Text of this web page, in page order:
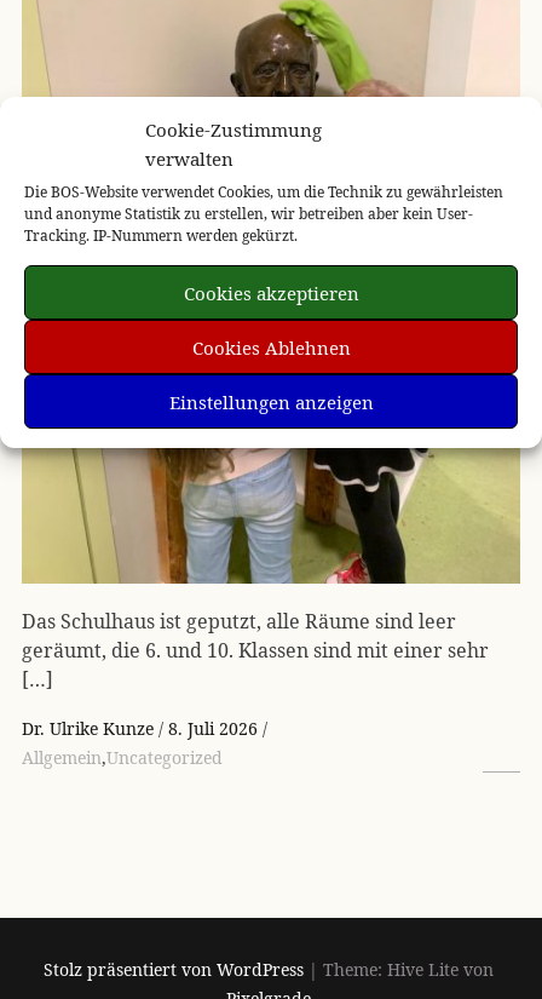
Cookie-Zustimmung
verwalten
Die BOS-Website verwendet Cookies, um die Technik zu gewährleisten
und anonyme Statistik zu erstellen, wir betreiben aber kein User-
Tracking. IP-Nummern werden gekürzt.
Cookies akzeptieren
Cookies Ablehnen
Einstellungen anzeigen
Das Schulhaus ist geputzt, alle Räume sind leer
geräumt, die 6. und 10. Klassen sind mit einer sehr
[…]
Dr. Ulrike Kunze
8. Juli 2026
Allgemein,Uncategorized
Stolz präsentiert von WordPress | Theme: Hive Lite von